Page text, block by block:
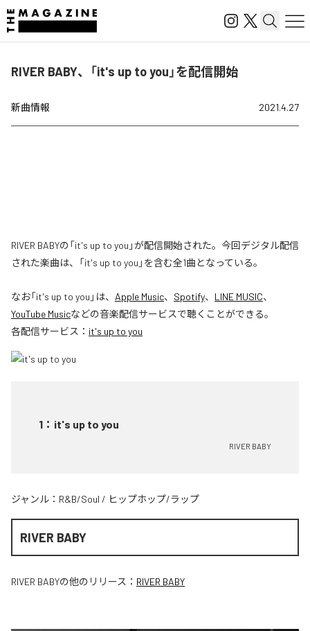
RIVER BABY、「it's up to you」を配信開始
新曲情報 2021.4.27
RIVER BABYの「it's up to you」が配信開始された。今回デジタル配信
された楽曲は、「it's up to you」を含む全1曲となっている。
なお「it's up to you 」は、 Apple Music、 Spotify、 LINE MUSIC、
YouTube Musicなどの音楽配信サービスで聴くことができる。
各配信サービス： it's up to you
1 ： it's up to you
RIVER BABY
ジャンル： R&B/Soul / ヒップホップ/ラップ
RIVER BABY
RIVER BABYの他のリリース： RIVER BABY